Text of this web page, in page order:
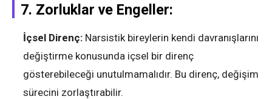
7. Zorluklar ve Engeller:
İçsel Direnç: Narsistik bireylerin kendi davranışlarını
değiştirme konusunda içsel bir direnç
gösterebileceği unutulmamalıdır. Bu direnç, değişim
sürecini zorlaştırabilir.